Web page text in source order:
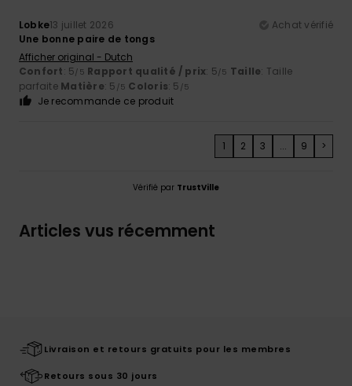
Lobke13 juillet 2026
Achat vérifié
Une bonne paire de tongs
Afficher original - Dutch
Confort: 5/5 Rapport qualité / prix: 5/5 Taille: Taille
parfaite Matière: 5 /5 Coloris: 5 /5
Je recommande ce produit
1 2 3 ... 9 >
Vérifié par TrustVille
Articles vus récemment
Livraison et retours gratuits pour les membres
Retours sous 30 jours